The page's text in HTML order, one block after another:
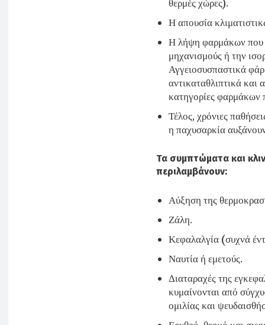
θερμές χώρες).
Η απουσία
Η λήψη φαρμάκων που
μηχανισμούς ή την
Αγγειοσυσπαστικά
αντικαταθλιπτικά και
κατηγορίες φαρμάκων
Τέλος, χρόνιες
η παχυσαρκία
Τα συμπτώματα και
περιλαμβάνουν:
Αύξηση της
Ζάλη.
Κεφαλαλγία (συχνά
Ναυτία ή εμετούς.
Διαταραχές της
κυμαίνονται από
ομιλίας και